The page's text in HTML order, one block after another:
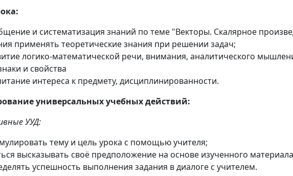
и систематизация знаний по теме "Векторы. Скалярное
применять теоретические знания при решении задач;
логико-математической речи, внимания, аналитического
и свойства
интереса к предмету, дисциплинированности.
универсальных учебных действий:
УУД:
тему и цель урока с помощью учителя;
высказывать своё предположение на основе изученного
успешность выполнения задания в диалоге с учителем.